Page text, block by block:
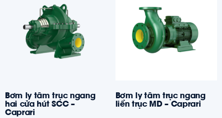
Bơm ly tâm trục ngang
hai cửa hút SCC –
Caprari
Bơm ly tâm trục ngang
liền trục MD – Caprari